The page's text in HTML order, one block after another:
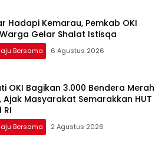
Hadapi Kemarau, Pemkab OKI
Gelar Shalat Istisqa
Bersama 6 Agustus 2026
OKI Bagikan 3.000 Bendera Merah
Ajak Masyarakat Semarakkan HUT
RI
Bersama 2 Agustus 2026